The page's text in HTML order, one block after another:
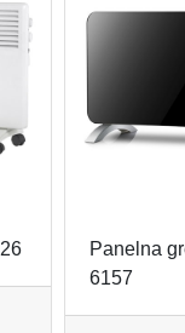
Panelna
6157